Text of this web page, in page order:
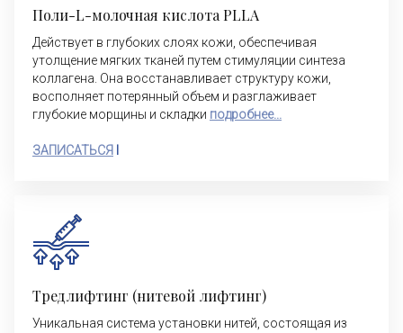
Поли-L-молочная кислота PLLA
Действует в глубоких слоях кожи, обеспечивая
утолщение мягких тканей путем стимуляции синтеза
коллагена. Она восстанавливает структуру кожи,
восполняет потерянный объем и разглаживает
глубокие морщины и складки подробнее...
ЗАПИСАТЬСЯ
Тредлифтинг (нитевой лифтинг)
Уникальная система установки нитей, состоящая из